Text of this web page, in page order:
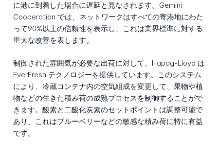
に港に到着した場合に遅延と見なされます。Gemini
Cooperation では、ネットワークはすべての寄港地にわた
って90%以上の信頼性を表示し、これは業界標準に対する
重大な改善を表します。
制御された雰囲気が必要な出荷に対して、Hapag-Lloyd は
EverFresh テクノロジーを提供しています。このシステム
により、冷蔵コンテナ内の空気組成を変更して、果物や植
物などの生きた積み荷の成熟プロセスを制御することがで
きます。酸素と二酸化炭素のセットポイントは調整可能で
あり、これはブルーベリーなどの敏感な積み荷に特に有益
です。